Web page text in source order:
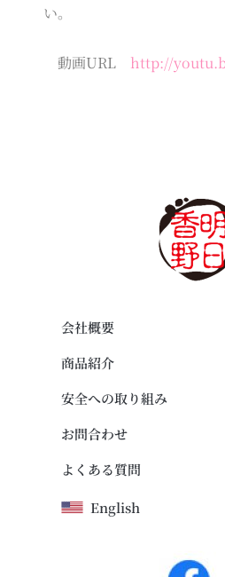
い。
動画URL http://
会社概要
商品紹介
安全への取り組み
お問合わせ
よくある質問
English